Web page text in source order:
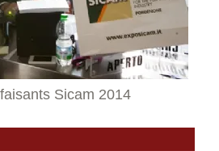
Sicam 2014